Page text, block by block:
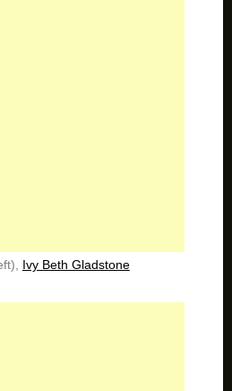
Ivy Beth Gladstone